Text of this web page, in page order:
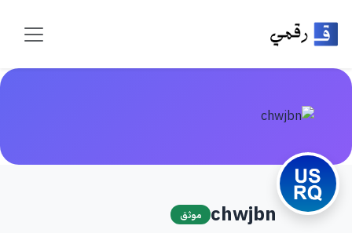
chwjbn موثق